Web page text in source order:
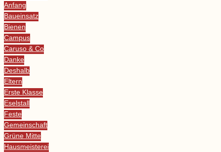
Anfang
Baueinsatz
Bienen
Campus
Caruso & Co
Danke
Deshalb
Eltern
Erste Klasse
Eselstall
Feste
Gemeinschaft
Grüne Mitte
Hausmeisterei